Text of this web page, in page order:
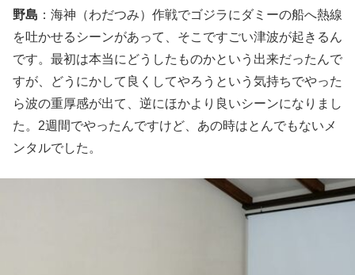
野島 ：海神（わだつみ）作戦でゴジラにダミーの船へ熱線
を吐かせるシーンがあって、そこですごい津波が起きるん
です。最初は本当にどうしたものかという出来だったんで
すが、どうにかして良くしてやろうという気持ちでやった
ら波の重厚感が出て、逆にほかより良いシーンになりまし
た。2週間でやったんですけど、あの時はとんでもないメ
ンタルでした。